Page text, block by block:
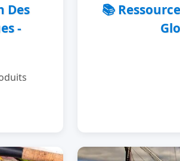
Des
-
📚